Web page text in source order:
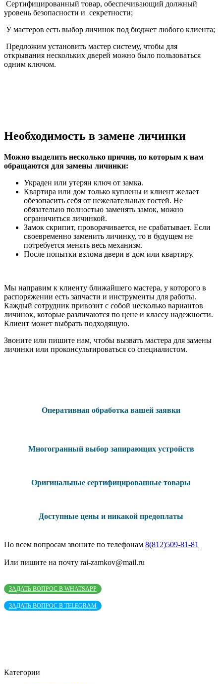
Сертифицированный товар, обеспечивающий должный
уровень безопасности и секретности;
У мастеров есть выбор личинок под бюджет любого клиента;
Предложим установить мастер систему, чтобы для
открывания нескольких дверей можно было пользоваться
одним ключом.
Необходимость в замене личинки
Можно выделить несколько причин, по которым к нам
обращаются для замены личинки:
Украден или утерян ключ от замка.
Квартира или дом только куплены и клиент желает
обезопасить себя от нежелательных гостей. Не
обязательно полностью заменять замок, можно
ограничиться личинкой.
Замок скрипит, проворачивается, не срабатывает. Если
своевременно заменить личинку, то в будущем не
потребуется менять весь механизм.
После попытки взлома двери в дом или квартиру.
Мы направим к клиенту ближайшего мастера, у которого в
распоряжении есть запчасти и инструменты для работы.
Каждый сотрудник привозит с собой несколько вариантов
личинок, которые различаются по цене и классу надежности.
Клиент может выбрать подходящую.
Звоните или пишите нам, чтобы вызвать мастера для замены
личинки или проконсультироваться со специалистом.
Оперативная обработка вашей заявки
Многогранный выбор запирающих устройств
Оригинальные сертифицированные товары
Доступные цены и никакой предоплаты
По всем вопросам звоните по телефонам 8(812)509-81-81
Или пишите на почту rai-zamkov@mail.ru
ЗАДАТЬ ВОПРОС В WHATSAPP
ЗАДАТЬ ВОПРОС В TELEGRAM
Категории